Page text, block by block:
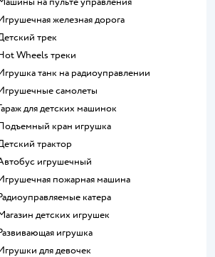
Игрушечная железная дорога
Детский трек
Hot Wheels треки
Игрушка танк на радиоуправлении
Игрушечные самолеты
Гараж для детских машинок
Подъемный кран игрушка
Детский трактор
Автобус игрушечный
Игрушечная пожарная машина
Радиоуправляемые катера
Магазин детских игрушек
Развивающая игрушка
Игрушки для девочек